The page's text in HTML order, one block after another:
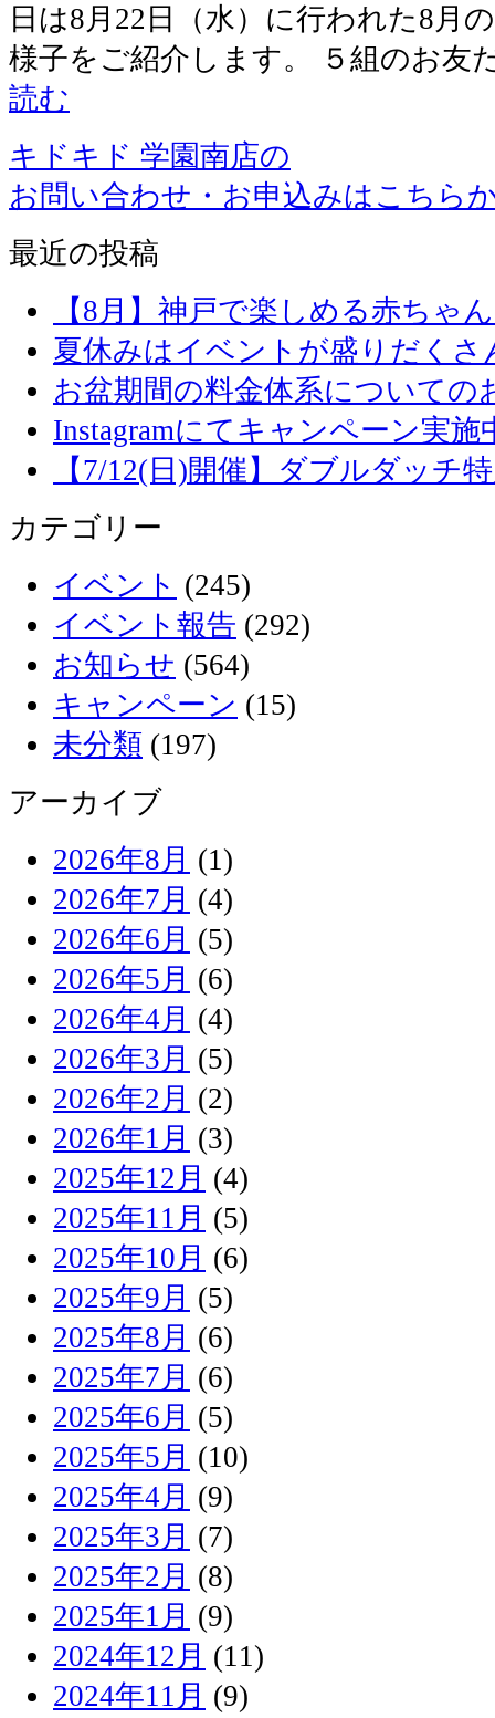
日は8月22日（水）に行われた8月
様子をご紹介します。 ５組のお友
読む
キドキド 学園南店の
お問い合わせ・お申込みはこちら
最近の投稿
【8月】神戸で楽しめる赤ちゃ
夏休みはイベントが盛りだくさ
お盆期間の料金体系についての
Instagramにてキャンペーン実施
【7/12(日)開催】ダブルダッチ
カテゴリー
イベント (245)
イベント報告 (292)
お知らせ (564)
キャンペーン (15)
未分類 (197)
アーカイブ
2026年8月 (1)
2026年7月 (4)
2026年6月 (5)
2026年5月 (6)
2026年4月 (4)
2026年3月 (5)
2026年2月 (2)
2026年1月 (3)
2025年12月 (4)
2025年11月 (5)
2025年10月 (6)
2025年9月 (5)
2025年8月 (6)
2025年7月 (6)
2025年6月 (5)
2025年5月 (10)
2025年4月 (9)
2025年3月 (7)
2025年2月 (8)
2025年1月 (9)
2024年12月 (11)
2024年11月 (9)